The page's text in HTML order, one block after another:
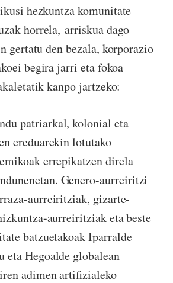
hezkuntza komunitate
horrela, arriskua dago
gertatu den bezala, korporazio
begira jarri eta fokoa
kanpo jartzeko:
patriarkal, kolonial eta
ereduarekin lotutako
errepikatzen direla
Genero-aurreiritzi
aurreiritziak, gizarte-
aurreiritziak eta beste
batzuetakoak Iparralde
eta Hegoalde globalean
adimen artifizialeko